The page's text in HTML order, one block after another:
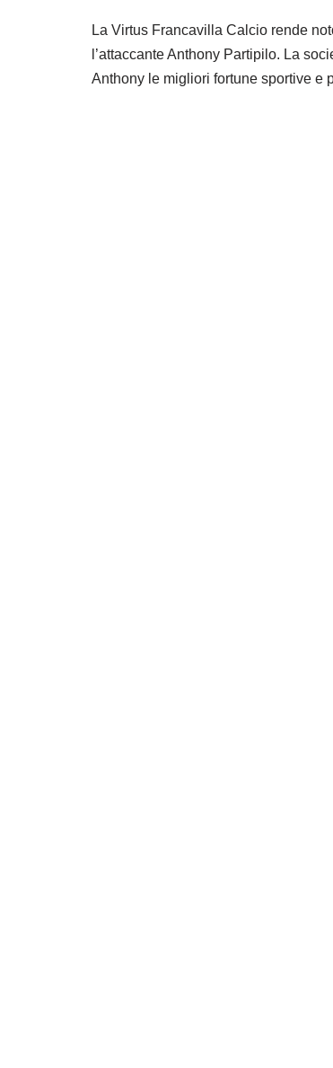
La Virtus Francavilla Calcio rende
l’attaccante Anthony Partipilo. La
Anthony le migliori fortune sportive e